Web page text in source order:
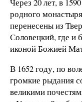
Через 20 лет, в
родного
перенесены из
Соловецкий, где и
иконой Божией
В 1652 году, по
громкие рыдания
великими